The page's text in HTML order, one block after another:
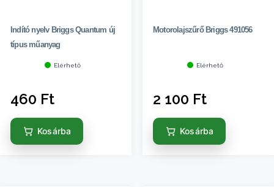
Indító nyelv Briggs Quantum új
típus műanyag
Elérhető
460 Ft
Kosárba
Motorolajszűrő Briggs 491056
Elérhető
2 100 Ft
Kosárba